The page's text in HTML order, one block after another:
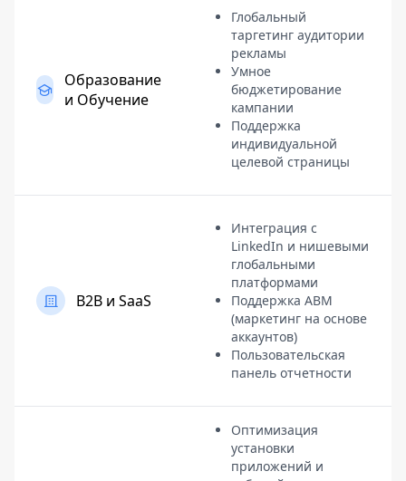
Образование
и Обучение
Глобальный
таргетинг аудитории
рекламы
Умное
бюджетирование
кампании
Поддержка
индивидуальной
целевой страницы
B2B и SaaS
Интеграция с
LinkedIn и нишевыми
глобальными
платформами
Поддержка ABM
(маркетинг на основе
аккаунтов)
Пользовательская
панель отчетности
Оптимизация
установки
приложений и